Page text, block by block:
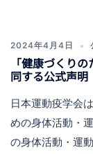
2024年4月4日
「健康づくり
同する公式声明
日本運動疫学会
めの身体活動・
の身体活動・運